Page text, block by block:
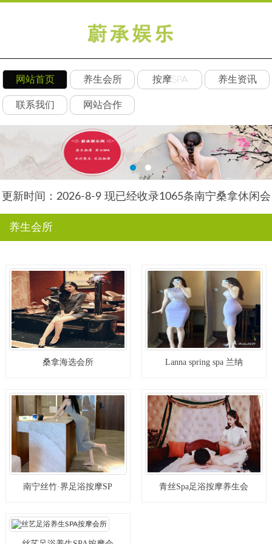
网站首页 养生会所 按摩SPA 养生资讯
联系我们 网站合作
更新时间：2026-8-9 现已经收录1065条南宁桑拿休闲会
养生会所
桑拿海选会所 Lanna spring spa 兰纳
南宁丝竹·界足浴按摩SP 青丝Spa足浴按摩养生会